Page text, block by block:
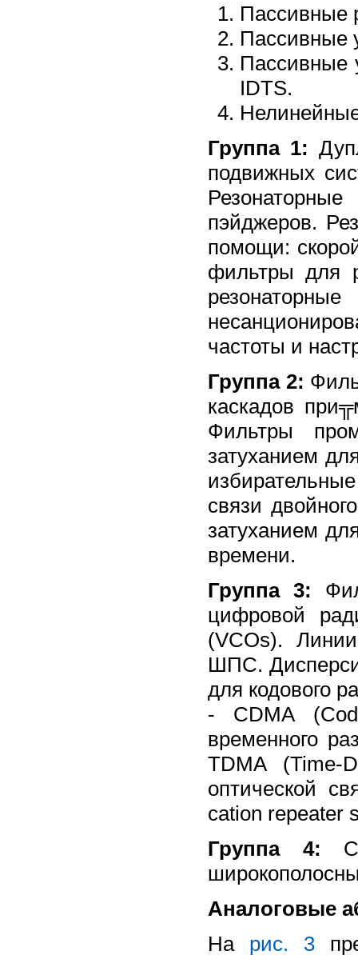
Пассивные
Пассивные
Пассивные
IDTS.
Группа 1:
подвижных
пэйджеров.
помощи:
фильтры для
частоты и
Группа 2:
каскадов
Фильтры
затуханием
связи
затуханием
времени.
Группа 3:
цифровой
(VCOs).
ШПС.
для кодового
- CDMA
временного
TDMA (Time-
оптической
cation repeater
Группа 4:
Аналоговые
На рис. 3